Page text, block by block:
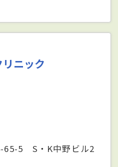
ニック
65-5 S・K中野ビル2